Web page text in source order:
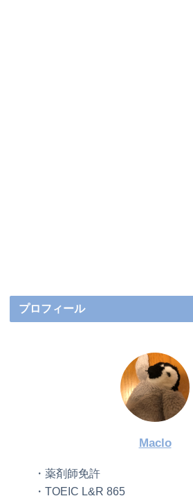
プロフィール
Maclo
・薬剤師免許
・TOEIC L&R 865